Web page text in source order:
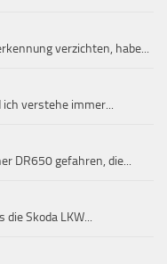
verzichten, habe...
ich verstehe immer...
DR650 gefahren, die...
Skoda LKW...